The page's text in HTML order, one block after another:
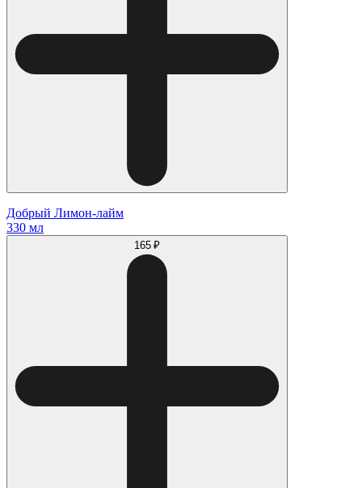
Добрый Лимон-лайм
330 мл
165 ₽